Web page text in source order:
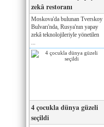
zekâ restoranı
Moskova'da bulunan Tverskoy
Bulvarı'nda, Rusya'nın yapay
zekâ teknolojileriyle yönetilen
4 çocukla dünya güzeli
seçildi